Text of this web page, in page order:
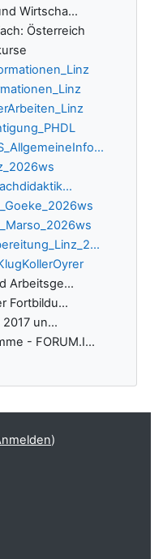
Wirtscha...
Österreich
Arbeitsge...
Fortbildu...
un...
- FORUM.I...
)